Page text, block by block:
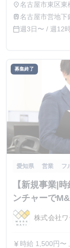
place名古屋市東区東
train名古屋市営地
calendar_today週3日〜 / 週12
募集終了
愛知県 営業 フ
【新規事業|
ンチャーで
株式会社
currency_yen 時給 1,500円〜